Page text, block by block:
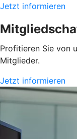
Jetzt informieren
Profitieren Sie von
Mitglieder.
Jetzt informieren